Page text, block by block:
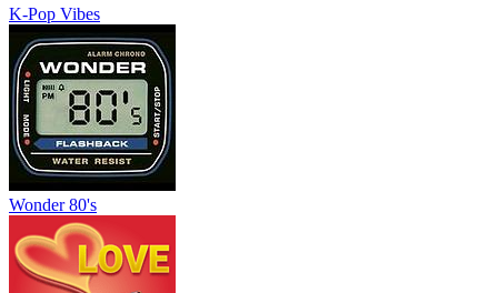
K-Pop Vibes
Wonder 80's